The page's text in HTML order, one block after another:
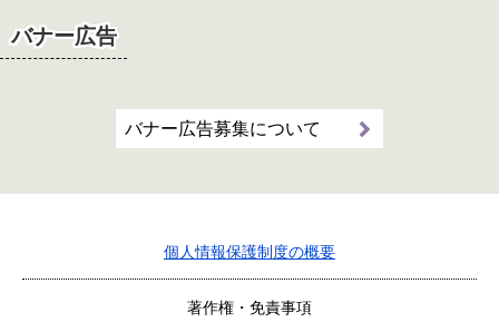
バナー広告
バナー広告募集について
個人情報保護制度の概要
著作権・免責事項